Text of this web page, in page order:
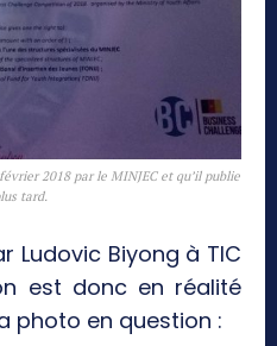
2018 par le MINJEC et qu’il publie
tard.
Ludovic Biyong à TIC
est donc en réalité
photo en question :